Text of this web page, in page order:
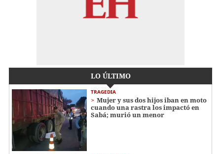
LO ÚLTIMO
TRAGEDIA
Mujer y sus dos hijos iban en moto
cuando una rastra los impactó en
Sabá; murió un menor